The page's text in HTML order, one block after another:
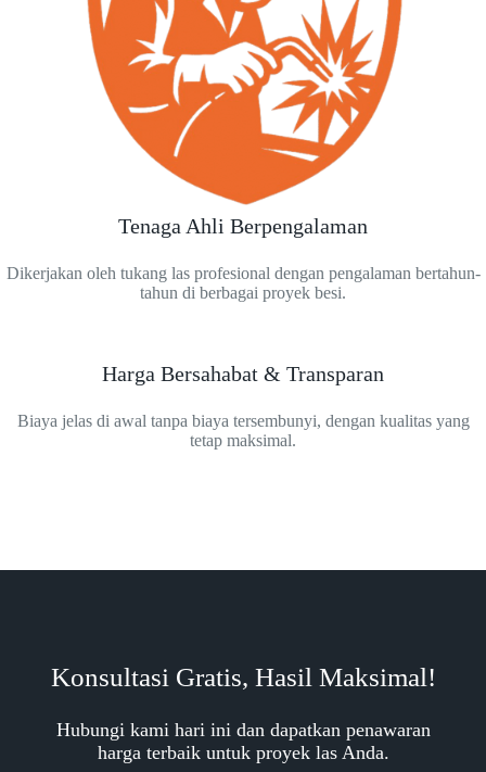
Tenaga Ahli Berpengalaman
Dikerjakan oleh tukang las profesional dengan pengalaman bertahun-
tahun di berbagai proyek besi.
Harga Bersahabat & Transparan
Biaya jelas di awal tanpa biaya tersembunyi, dengan kualitas yang
tetap maksimal.
Konsultasi Gratis, Hasil Maksimal!
Hubungi kami hari ini dan dapatkan penawaran
harga terbaik untuk proyek las Anda.